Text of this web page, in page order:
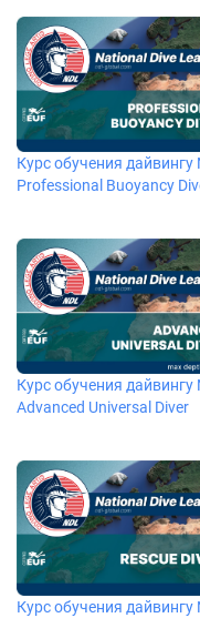
Курс обучения дайвингу
Professional Buoyancy
Курс обучения дайвингу
Advanced Universal Diver
Курс обучения дайвингу